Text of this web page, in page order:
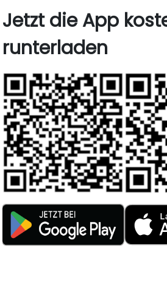
Jetzt die App
runterladen